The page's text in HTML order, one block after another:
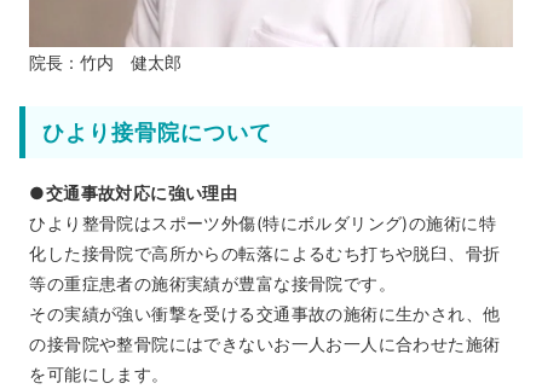
院長：竹内 健太郎
ひより接骨院について
●交通事故対応に強い理由
ひより整骨院はスポーツ外傷(特にボルダリング)の施術に特
化した接骨院で高所からの転落によるむち打ちや脱臼、骨折
等の重症患者の施術実績が豊富な接骨院です。
その実績が強い衝撃を受ける交通事故の施術に生かされ、他
の接骨院や整骨院にはできないお一人お一人に合わせた施術
を可能にします。